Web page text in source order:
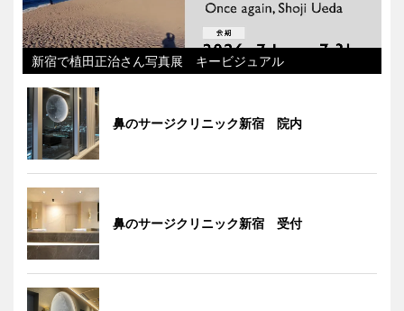
新宿で植田正治さん写真展 キービジュアル
鼻のサージクリニック新宿 院内
鼻のサージクリニック新宿 受付